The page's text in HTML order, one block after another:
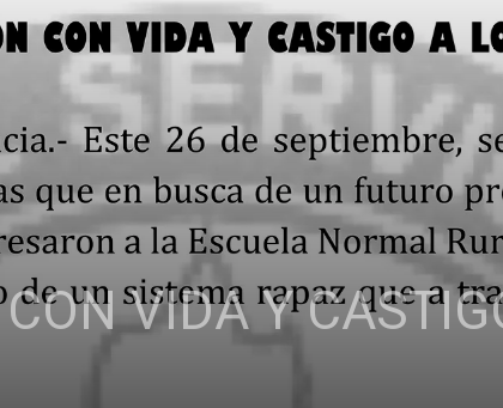
Social
de
VIDA Y